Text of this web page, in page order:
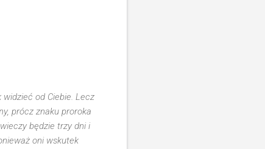
od Ciebie. Lecz
prócz znaku proroka
będzie trzy dni i
oni wskutek